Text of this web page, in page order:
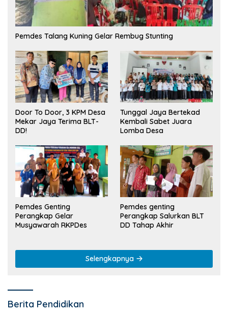
Pemdes Talang Kuning Gelar Rembug Stunting
Door To Door, 3 KPM Desa
Mekar Jaya Terima BLT-
DD!
Tunggal Jaya Bertekad
Kembali Sabet Juara
Lomba Desa
Pemdes Genting
Perangkap Gelar
Musyawarah RKPDes
Pemdes genting
Perangkap Salurkan BLT
DD Tahap Akhir
Selengkapnya
Berita Pendidikan